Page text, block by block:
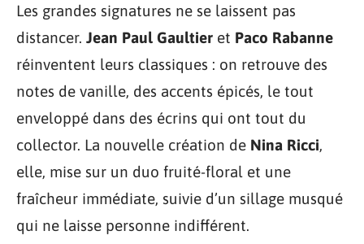
Les grandes signatures ne se laissent pas
distancer. Jean Paul Gaultier et Paco Rabanne
réinventent leurs classiques : on retrouve des
notes de vanille, des accents épicés, le tout
enveloppé dans des écrins qui ont tout du
collector. La nouvelle création de Nina Ricci,
elle, mise sur un duo fruité-floral et une
fraîcheur immédiate, suivie d’un sillage musqué
qui ne laisse personne indifférent.